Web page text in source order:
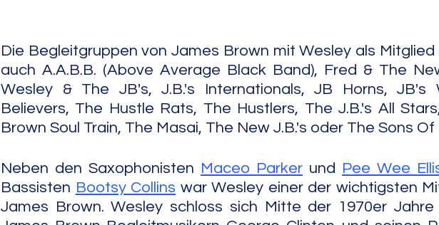
Die Begleitgruppen von James Brown mit Wesley als Mitglied
auch A.A.B.B. (Above Average Black Band), Fred & The
Wesley & The JB's, J.B.'s Internationals, JB Horns, JB's
Believers, The Hustle Rats, The Hustlers, The J.B.'s All
Brown Soul Train, The Masai, The New J.B.'s oder The Sons Of
Neben den Saxophonisten Maceo Parker und Pee Wee
Bassisten Bootsy Collins war Wesley einer der wichtigsten
James Brown. Wesley schloss sich Mitte der 1970er